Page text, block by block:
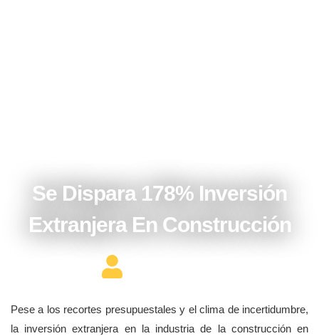
Se Dispara 178% Inversión
Extranjera En Construcción
Pese a los recortes presupuestales y el clima de incertidumbre,
la inversión extranjera en la industria de la construcción en